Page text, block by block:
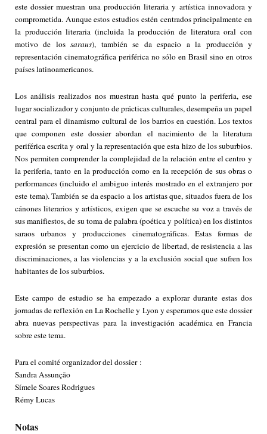
este dossier muestran una producción literaria y artística innovadora y
comprometida. Aunque estos estudios estén centrados principalmente en
la producción literaria (incluida la producción de literatura oral con
motivo de lossaraus), también se da espacio a la producción y
representación cinematográfica periférica no sólo en Brasil sino en otros
países latinoamericanos.
Los análisis realizados nos muestran hasta qué punto la periferia, ese
lugar socializador y conjunto de prácticas culturales, desempeña un papel
central para el dinamismo cultural de los barrios en cuestión. Los textos
que componen este dossier abordan el nacimiento de la literatura
periférica escrita y oral y la representación que esta hizo de los suburbios.
Nos permiten comprender la complejidad de la relación entre el centro y
la periferia, tanto en la producción como en la recepción de sus obras o
performances (incluido el ambiguo interés mostrado en el extranjero por
este tema). También se da espacio a los artistas que, situados fuera de los
cánones literarios y artísticos, exigen que se escuche su voz a través de
sus manifiestos, de su toma de palabra (poética y política) en los distintos
saraos urbanos y producciones cinematográficas. Estas formas de
expresión se presentan como un ejercicio de libertad, de resistencia a las
discriminaciones, a las violencias y a la exclusión social que sufren los
habitantes de los suburbios.
Este campo de estudio se ha empezado a explorar durante estas dos
jornadas de reflexión en La Rochelle y Lyon y esperamos que este dossier
abra nuevas perspectivas para la investigación académica en Francia
sobre este tema.
Para el comité organizador del dossier :
Sandra Assunção
Símele Soares Rodrigues
Rémy Lucas
Notas